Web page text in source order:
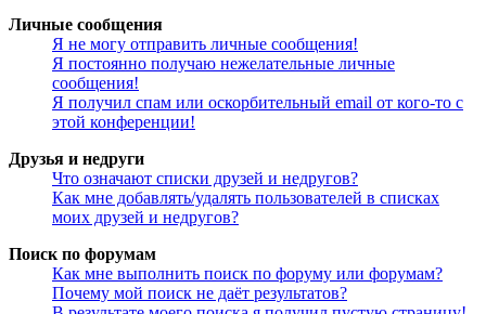
Личные сообщения
Я не могу отправить личные сообщения!
Я постоянно получаю нежелательные личные
сообщения!
Я получил спам или оскорбительный email от кого-то с
этой конференции!
Друзья и недруги
Что означают списки друзей и недругов?
Как мне добавлять/удалять пользователей в списках
моих друзей и недругов?
Поиск по форумам
Как мне выполнить поиск по форуму или форумам?
Почему мой поиск не даёт результатов?